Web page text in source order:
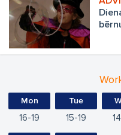
Mon
16 19
Tue
15 19 14